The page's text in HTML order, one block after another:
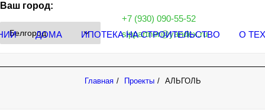
ДОМА ИПОТЕКА НА СТРОИТЕЛЬСТВО О
Ваш город:
+7 (930) 090-55-52
sippartner@yandex.ru
Главная Проекты АЛЬГОЛЬ